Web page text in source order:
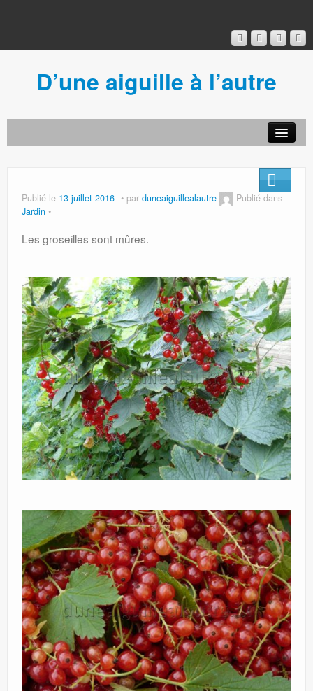
D’une aiguille à l’autre
Publié le 13 juillet 2016 par duneaiguillealautre
Publié dans
Jardin
Les groseilles sont mûres.